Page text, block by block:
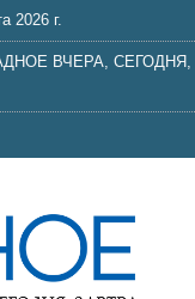
2026 г.
ВЧЕРА, СЕГОДНЯ,